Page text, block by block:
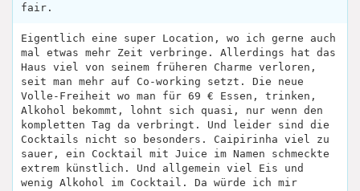
fair.
Eigentlich eine super Location, wo ich gerne auch
mal etwas mehr Zeit verbringe. Allerdings hat das
Haus viel von seinem früheren Charme verloren,
seit man mehr auf Co-working setzt. Die neue
Volle-Freiheit wo man für 69 € Essen, trinken,
Alkohol bekommt, lohnt sich quasi, nur wenn den
kompletten Tag da verbringt. Und leider sind die
Cocktails nicht so besonders. Caipirinha viel zu
sauer, ein Cocktail mit Juice im Namen schmeckte
extrem künstlich. Und allgemein viel Eis und
wenig Alkohol im Cocktail. Da würde ich mir